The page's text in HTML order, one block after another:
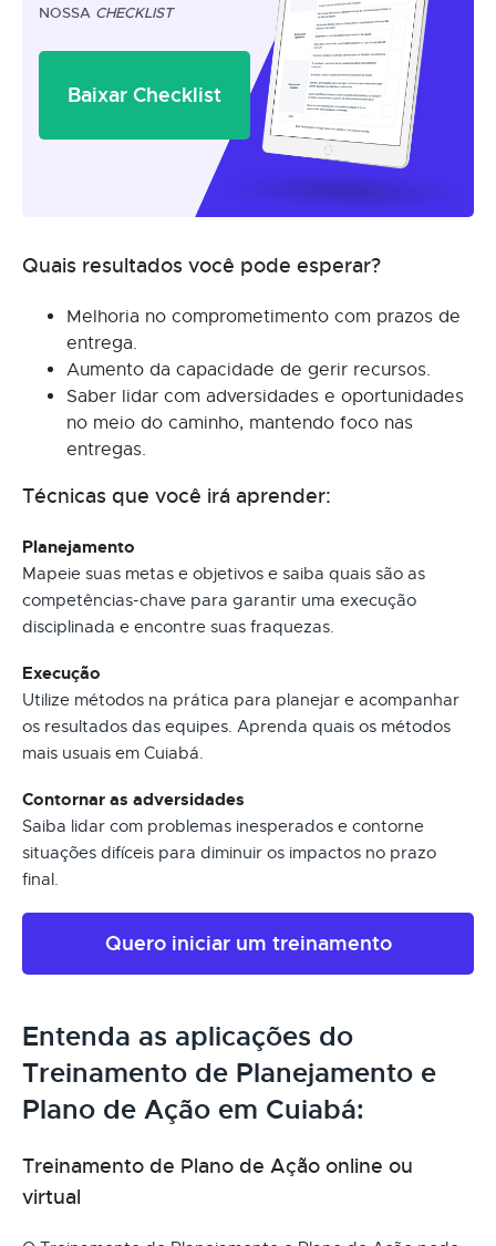
NOSSA CHECKLIST
Baixar Checklist
Quais resultados você pode esperar?
Melhoria no comprometimento com prazos de
entrega.
Aumento da capacidade de gerir recursos.
Saber lidar com adversidades e oportunidades
no meio do caminho, mantendo foco nas
entregas.
Técnicas que você irá aprender:
Planejamento
Mapeie suas metas e objetivos e saiba quais são as
competências-chave para garantir uma execução
disciplinada e encontre suas fraquezas.
Execução
Utilize métodos na prática para planejar e acompanhar
os resultados das equipes. Aprenda quais os métodos
mais usuais em Cuiabá.
Contornar as adversidades
Saiba lidar com problemas inesperados e contorne
situações difíceis para diminuir os impactos no prazo
final.
Quero iniciar um treinamento
Entenda as aplicações do
Treinamento de Planejamento e
Plano de Ação em Cuiabá:
Treinamento de Plano de Ação online ou
virtual